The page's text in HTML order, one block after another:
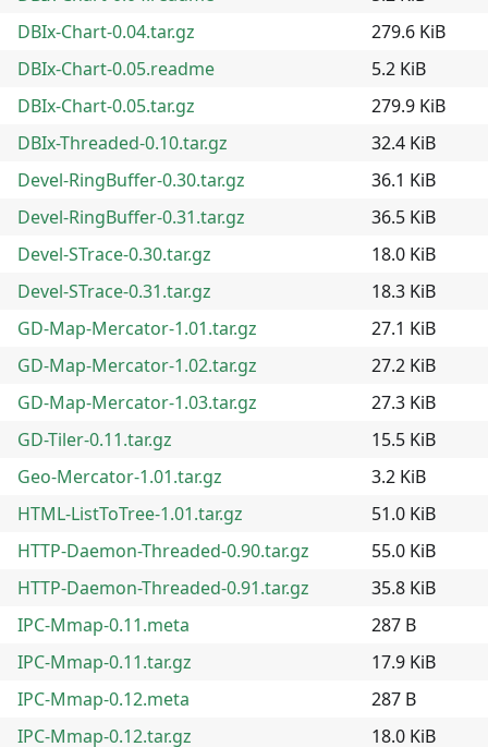
DBIx-Chart-0.04.tar.gz
279.6 KiB
DBIx-Chart-0.05.readme
5.2 KiB
DBIx-Chart-0.05.tar.gz
279.9 KiB
DBIx-Threaded-0.10.tar.gz
32.4 KiB
Devel-RingBuffer-0.30.tar.gz
36.1 KiB
Devel-RingBuffer-0.31.tar.gz
36.5 KiB
Devel-STrace-0.30.tar.gz
18.0 KiB
Devel-STrace-0.31.tar.gz
18.3 KiB
GD-Map-Mercator-1.01.tar.gz
27.1 KiB
GD-Map-Mercator-1.02.tar.gz
27.2 KiB
GD-Map-Mercator-1.03.tar.gz
27.3 KiB
GD-Tiler-0.11.tar.gz
15.5 KiB
Geo-Mercator-1.01.tar.gz
3.2 KiB
HTML-ListToTree-1.01.tar.gz
51.0 KiB
HTTP-Daemon-Threaded-0.90.tar.gz
55.0 KiB
HTTP-Daemon-Threaded-0.91.tar.gz
35.8 KiB
IPC-Mmap-0.11.meta
287 B
IPC-Mmap-0.11.tar.gz
17.9 KiB
IPC-Mmap-0.12.meta
287 B
IPC-Mmap-0.12.tar.gz
18.0 KiB